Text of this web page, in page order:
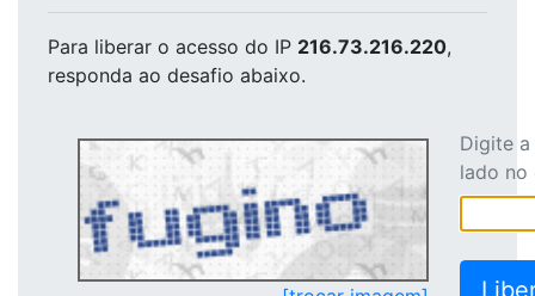
Para liberar o acesso do IP 216.73.216.220,
responda ao desafio abaixo.
Digite
lado no